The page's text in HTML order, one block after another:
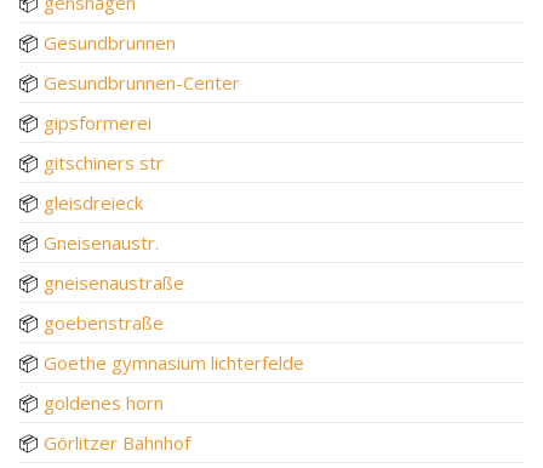
📦 Gesundbrunnen
📦 Gesundbrunnen-Center
📦 gipsformerei
📦 gitschiners str
📦 gleisdreieck
📦 Gneisenaustr.
📦 gneisenaustraße
📦 goebenstraße
📦 Goethe gymnasium lichterfelde
📦 goldenes horn
📦 Görlitzer Bahnhof